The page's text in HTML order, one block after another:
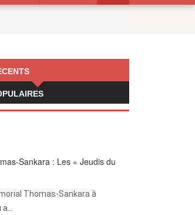
Sankara : Les « Jeudis du
Thomas-Sankara à